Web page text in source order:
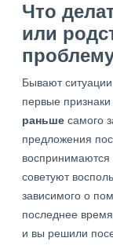
Что
или
Бывают
первые
раньше самого
предложения
советуют
зависимого о
последнее
и вы решили